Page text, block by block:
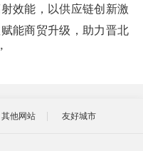
效能，以供应链创新激
能商贸升级，助力晋北
其他网站 友好城市